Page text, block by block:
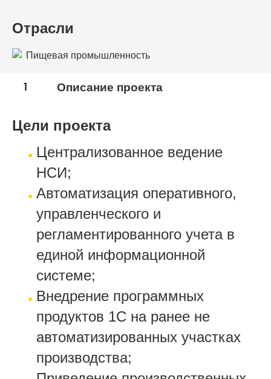
Отрасли
Пищевая промышленность
1 Описание проекта
Цели проекта
Централизованное ведение
НСИ;
Автоматизация оперативного,
управленческого и
регламентированного учета в
единой информационной
системе;
Внедрение программных
продуктов 1С на ранее не
автоматизированных участках
производства;